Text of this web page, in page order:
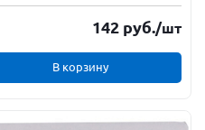
142 руб./шт
В корзину